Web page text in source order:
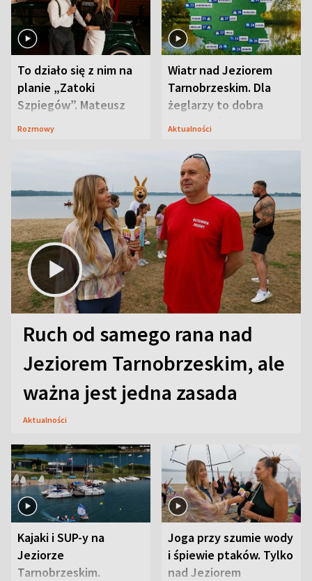
To działo się z nim na
planie „Zatoki
Szpiegów”. Mateusz
Janicki odsłonił
Rozmowy
Wiatr nad Jeziorem
Tarnobrzeskim. Dla
żeglarzy to dobra
wiadomość
Aktualności
Ruch od samego rana nad
Jeziorem Tarnobrzeskim, ale
ważna jest jedna zasada
Aktualności
Kajaki i SUP-y na
Jeziorze
Tarnobrzeskim.
Joga przy szumie wody
i śpiewie ptaków. Tylko
nad Jeziorem